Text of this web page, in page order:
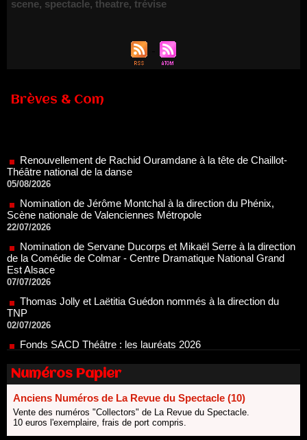
scene, spectacle, theatre, trévise
Brèves & Com
05/08/2026
Nomination de Jérôme Montchal à la direction du Phénix,
Scène nationale de Valenciennes Métropole
22/07/2026
Nomination de Servane Ducorps et Mikaël Serre à la direction
de la Comédie de Colmar - Centre Dramatique National Grand
07/07/2026
Thomas Jolly et Laëtitia Guédon nommés à la direction du
TNP
02/07/2026
Fonds SACD Théâtre : les lauréats 2026
23/06/2026
Dispositif ARTCENA Écrire pour le cirque, les lauréats 2026 !
Le palmarès des prix SACD 2026
Les 10 lauréats du Fonds Grandes Formes Théâtre 2026
SACD
Numéros Papier
Anciens Numéros de La Revue du Spectacle (10)
Vente des numéros "Collectors" de La Revue du Spectacle.
10 euros l'exemplaire, frais de port compris.